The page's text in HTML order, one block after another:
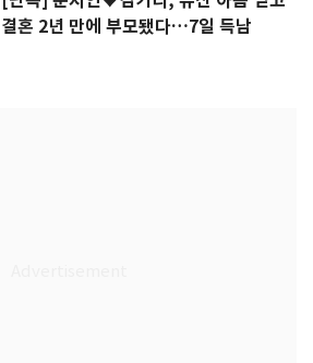
결혼 2년 만에 부모됐다…7일 득남